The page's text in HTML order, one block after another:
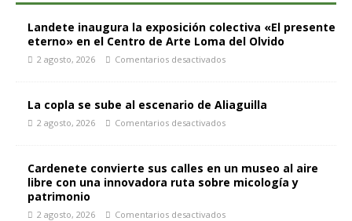
Landete inaugura la exposición colectiva «El presente
eterno» en el Centro de Arte Loma del Olvido
2 agosto, 2026 Comentarios desactivados
La copla se sube al escenario de Aliaguilla
2 agosto, 2026 Comentarios desactivados
Cardenete convierte sus calles en un museo al aire
libre con una innovadora ruta sobre micología y
patrimonio
2 agosto, 2026 Comentarios desactivados